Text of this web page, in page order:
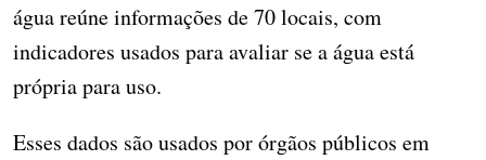
água reúne informações de 70 locais, com
indicadores usados para avaliar se a água está
própria para uso.
Esses dados são usados por órgãos públicos em